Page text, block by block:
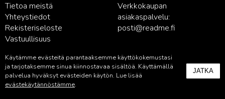
Tietoa meistä
Yhteystiedot
Rekisteriseloste
Vastuullisuus
Verkkokaupan
asiakaspalvelu:
posti@readme.fi
Kustantamon asiakaspalvelu:
palvelu@readme.fi
Käytämme evästeitä parantaaksemme käyttökokemustasi
ja tarjotaksemme sinua kiinnostavaa sisältöä. Käyttämällä
palvelua hyväksyt evästeiden käytön. Lue lisää
evästekäytännöstämme.
JATKA